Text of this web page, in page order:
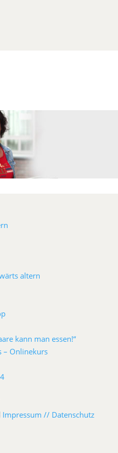
altern
kann man essen!“
– Onlinekurs
Impressum // Datenschutz